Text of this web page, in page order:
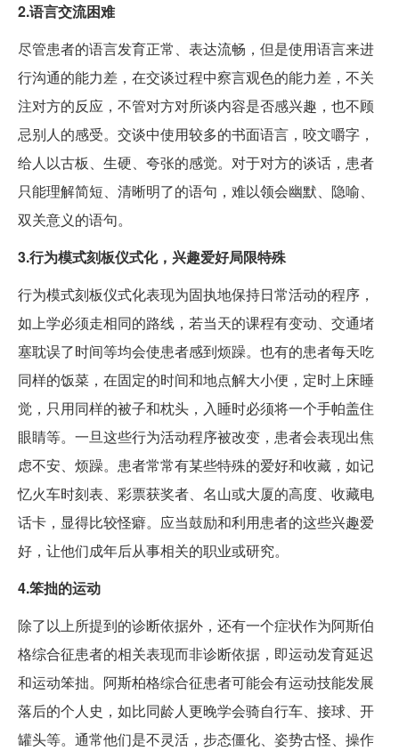
2.语言交流困难
尽管患者的语言发育正常、表达流畅，但是使用语言来进
行沟通的能力差，在交谈过程中察言观色的能力差，不关
注对方的反应，不管对方对所谈内容是否感兴趣，也不顾
忌别人的感受。交谈中使用较多的书面语言，咬文嚼字，
给人以古板、生硬、夸张的感觉。对于对方的谈话，患者
只能理解简短、清晰明了的语句，难以领会幽默、隐喻、
双关意义的语句。
3.行为模式刻板仪式化，兴趣爱好局限特殊
行为模式刻板仪式化表现为固执地保持日常活动的程序，
如上学必须走相同的路线，若当天的课程有变动、交通堵
塞耽误了时间等均会使患者感到烦躁。也有的患者每天吃
同样的饭菜，在固定的时间和地点解大小便，定时上床睡
觉，只用同样的被子和枕头，入睡时必须将一个手帕盖住
眼睛等。一旦这些行为活动程序被改变，患者会表现出焦
虑不安、烦躁。患者常常有某些特殊的爱好和收藏，如记
忆火车时刻表、彩票获奖者、名山或大厦的高度、收藏电
话卡，显得比较怪癖。应当鼓励和利用患者的这些兴趣爱
好，让他们成年后从事相关的职业或研究。
4.笨拙的运动
除了以上所提到的诊断依据外，还有一个症状作为阿斯伯
格综合征患者的相关表现而非诊断依据，即运动发育延迟
和运动笨拙。阿斯柏格综合征患者可能会有运动技能发展
落后的个人史，如比同龄人更晚学会骑自行车、接球、开
罐头等。通常他们是不灵活，步态僵化、姿势古怪、操作